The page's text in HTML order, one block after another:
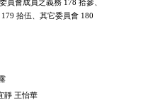
員會成員之義務 178 拾參、
拾伍、其它委員會 180
靜 王怡華